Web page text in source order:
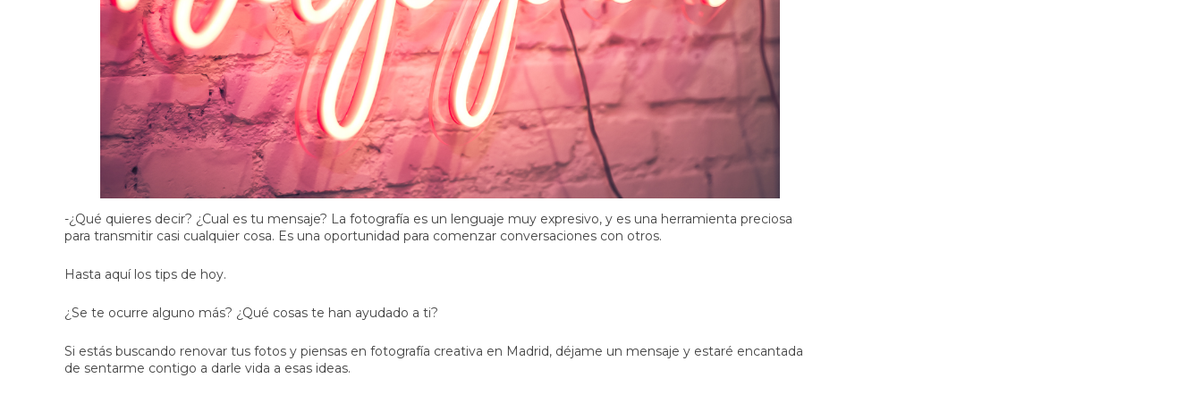
-¿Qué quieres decir? ¿Cual es tu mensaje? La fotografía es un lenguaje muy expresivo, y es una herramienta preciosa
para transmitir casi cualquier cosa. Es una oportunidad para comenzar conversaciones con otros.
Hasta aquí los tips de hoy.
¿Se te ocurre alguno más? ¿Qué cosas te han ayudado a ti?
Si estás buscando renovar tus fotos y piensas en fotografía creativa en Madrid, déjame un mensaje y estaré encantada
de sentarme contigo a darle vida a esas ideas.